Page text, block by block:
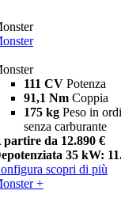
111 CV Potenza
91,1 Nm Coppia
175 kg Peso in
senza carburante
partire da 12.890 €
35 kW:
scopri di più
+